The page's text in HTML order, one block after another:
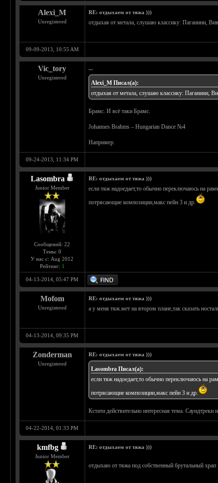
Alexi_M
Unregistered
RE: отдыхаем от тяжа )))
отдыхая от метала, слушаю классику: Паганини,
09-09-2013, 10:55 AM
Vic_tory
Unregistered
...
Alexi_M Писал(а):
отдыхая от метала, слушаю классику: Паганини,
Брамс. И всё таки Брамс.
Johannes Brahms – Hungarian Dance №4
Например.
09-24-2013, 11:34 PM
Lasombra
Junior Member
Сообщений: 22
Темы: 0
У нас с: Aug 2012
Рейтинг: 1
RE: отдыхаем от тяжа )))
если тяж надоедает,то обычно переключаюсь на
потрясающие композиции,макс пейн 3 и др.
04-13-2014, 05:47 PM
Mofom
Unregistered
RE: отдыхаем от тяжа )))
а у меня тяж.мет на втором плане,так сказать
04-13-2014, 09:35 PM
Zonderman
Unregistered
RE: отдыхаем от тяжа )))
Lasombra Писал(а):
если тяж надоедает,то обычно переключаюсь на
потрясающие композиции,макс пейн 3 и др.
Кстати действительно интересная тема. Саундтреки
04-22-2014, 01:33 PM
kmfbg
Junior Member
RE: отдыхаем от тяжа )))
отдыхаю от тяжа под собственный брутальный храп